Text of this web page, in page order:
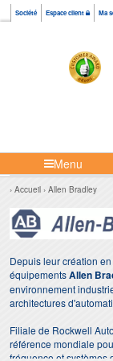
Société Espace client Ma
Menu
Accueil Allen Bradley
Depuis leur création
équipementsAllen
environnement
architectures
Filiale de Rockwell
référence mondiale
fréquence et systèmes